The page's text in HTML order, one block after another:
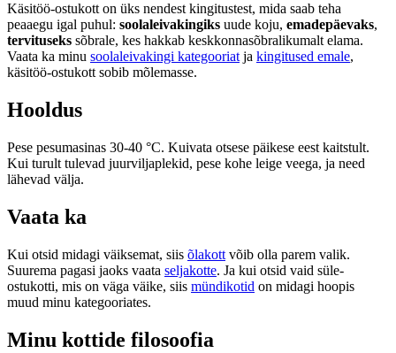
Käsitöö-ostukott on üks nendest kingitustest, mida saab teha
peaaegu igal puhul: soolaleivakingiks uude koju, emadepäevaks,
tervituseks sõbrale, kes hakkab keskkonnasõbralikumalt elama.
Vaata ka minu soolaleivakingi kategooriat ja kingitused emale,
käsitöö-ostukott sobib mõlemasse.
Hooldus
Pese pesumasinas 30-40 °C. Kuivata otsese päikese eest kaitstult.
Kui turult tulevad juurviljaplekid, pese kohe leige veega, ja need
lähevad välja.
Vaata ka
Kui otsid midagi väiksemat, siis õlakott võib olla parem valik.
Suurema pagasi jaoks vaata seljakotte. Ja kui otsid vaid süle-
ostukotti, mis on väga väike, siis mündikotid on midagi hoopis
muud minu kategooriates.
Minu kottide filosoofia